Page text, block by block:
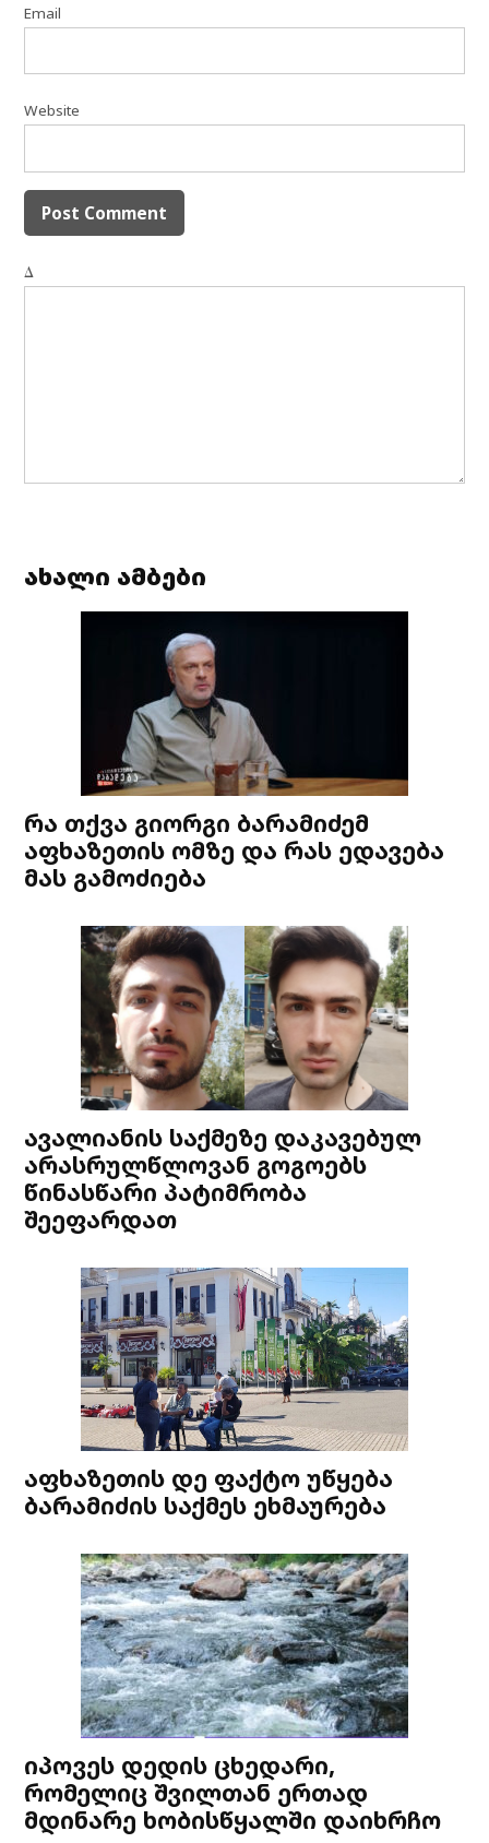
Email
Website
Δ
ახალი ამბები
რა თქვა გიორგი ბარამიძემ
აფხაზეთის ომზე და რას ედავება
მას გამოძიება
ავალიანის საქმეზე დაკავებულ
არასრულწლოვან გოგოებს
წინასწარი პატიმრობა
შეეფარდათ
აფხაზეთის დე ფაქტო უწყება
ბარამიძის საქმეს ეხმაურება
იპოვეს დედის ცხედარი,
რომელიც შვილთან ერთად
მდინარე ხობისწყალში დაიხრჩო